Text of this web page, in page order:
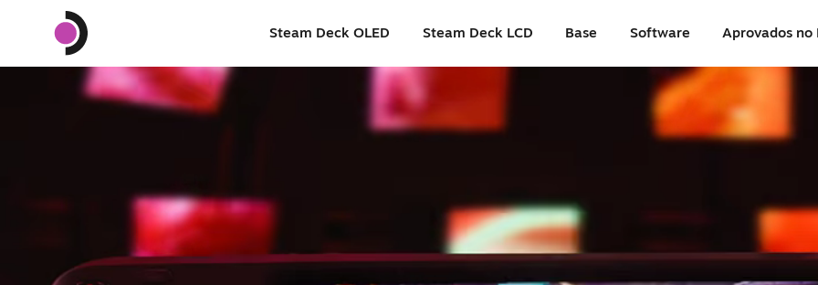
Steam Deck OLED Steam Deck LCD Base Software Aprovados no